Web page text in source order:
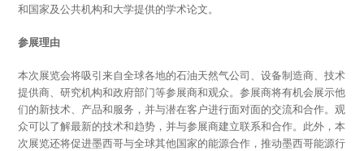
和国家及公共机构和大学提供的学术论文。
参展理由
本次展览会将吸引来自全球各地的石油天然气公司、设备制造商、技术
提供商、研究机构和政府部门等参展商和观众。参展商将有机会展示他
们的新技术、产品和服务，并与潜在客户进行面对面的交流和合作。观
众可以了解最新的技术和趋势，并与参展商建立联系和合作。此外，本
次展览还将促进墨西哥与全球其他国家的能源合作，推动墨西哥能源行